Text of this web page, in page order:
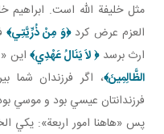
مثل خليفة الله است. ابراهيم
العزم عرض کرد﴿وَ مِنْ ذُرِّيَّتِي﴾
ارث برسد﴿لاَ يَنَالُ عَهْدِي﴾اين
الظَّالِمِينَ﴾، اگر فرزندان شما
فرزندانتان عيسي بود و موسي
پس «هاهنا امور اربعة»: يکي